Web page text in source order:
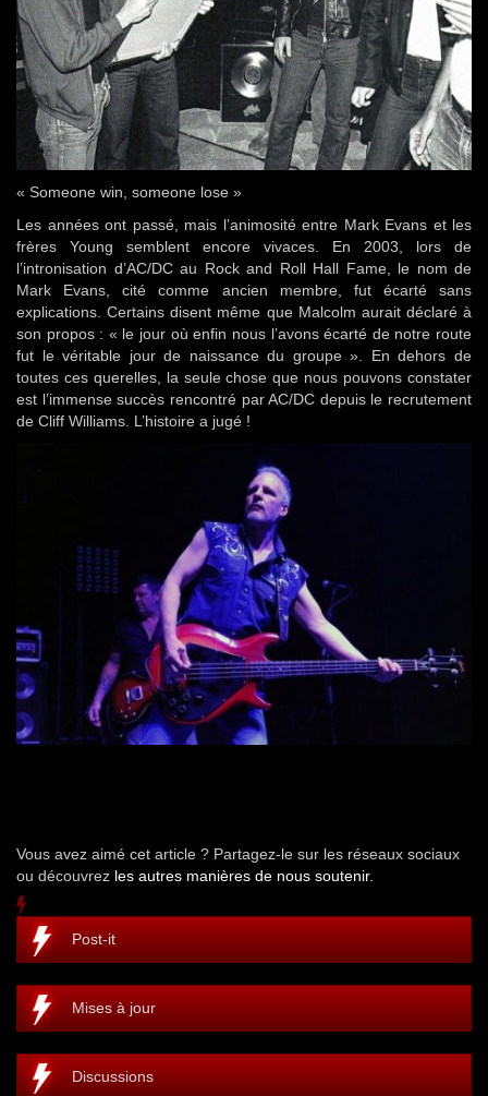
« Someone win, someone lose »
Les années ont passé, mais l’animosité entre Mark Evans et les
frères Young semblent encore vivaces. En 2003, lors de
l’intronisation d’AC/DC au Rock and Roll Hall Fame, le nom de
Mark Evans, cité comme ancien membre, fut écarté sans
explications. Certains disent même que Malcolm aurait déclaré à
son propos : « le jour où enfin nous l’avons écarté de notre route
fut le véritable jour de naissance du groupe ». En dehors de
toutes ces querelles, la seule chose que nous pouvons constater
est l’immense succès rencontré par AC/DC depuis le recrutement
de Cliff Williams. L’histoire a jugé !
Vous avez aimé cet article ? Partagez-le sur les réseaux sociaux
ou découvrez les autres manières de nous soutenir.
Post-it
Mises à jour
Discussions